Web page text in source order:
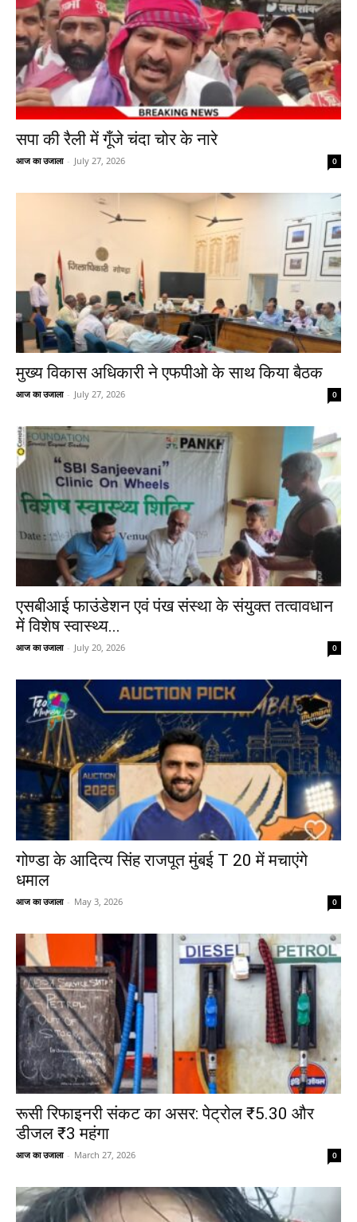
सपा की रैली में गूँजे चंदा चोर के नारे
आज का उजाला - July 27, 2026 0
मुख्य विकास अधिकारी ने एफपीओ के साथ किया बैठक
आज का उजाला - July 27, 2026 0
एसबीआई फाउंडेशन एवं पंख संस्था के संयुक्त तत्वावधान
में विशेष स्वास्थ्य...
आज का उजाला - July 20, 2026 0
गोण्डा के आदित्य सिंह राजपूत मुंबई T 20 में मचाएंगे
धमाल
आज का उजाला - May 3, 2026 0
रूसी रिफाइनरी संकट का असर: पेट्रोल ₹5.30 और
डीजल ₹3 महंगा
आज का उजाला - March 27, 2026 0